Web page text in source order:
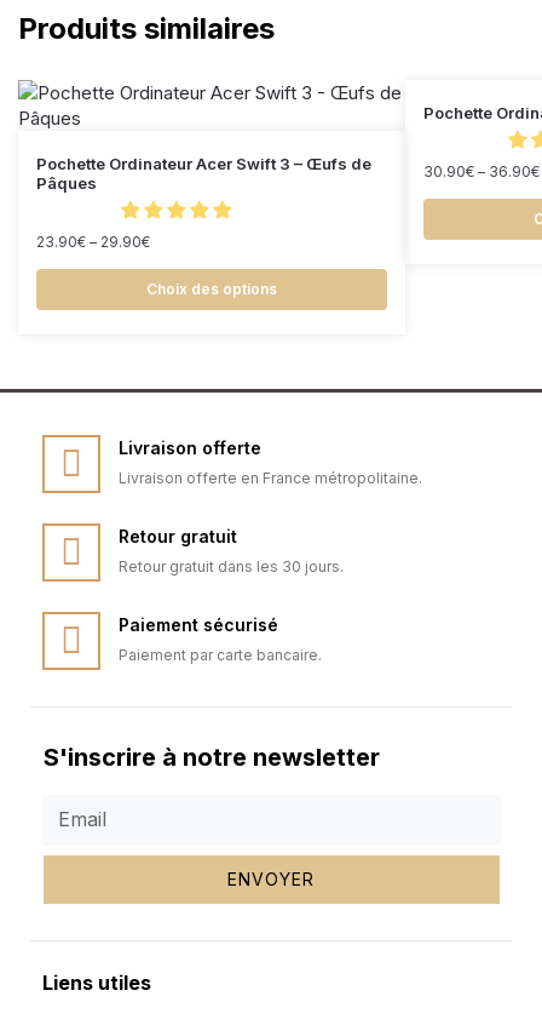
Produits similaires
Pochette Ordinateur Acer Swift 3 – Œufs de
Pâques
23.90€ – 29.90€
Choix des options
Pochette
30.90€ – 36.90€
Livraison offerte
Livraison offerte en France métropolitaine.
Retour gratuit
Retour gratuit dans les 30 jours.
Paiement sécurisé
Paiement par carte bancaire.
S'inscrire à notre newsletter
ENVOYER
Liens utiles